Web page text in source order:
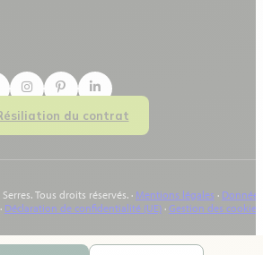
du contrat
Tous droits réservés. · Mentions légales · Données
· Déclaration de confidentialité (UE)· Gestion des cookies